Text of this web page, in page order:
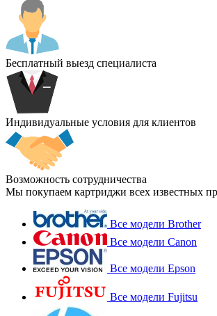
Бесплатный выезд специалиста
Индивидуальные условия для клиентов
Возможность сотрудничества
Мы покупаем картриджи всех известных
Все модели Brother
Все модели Canon
Все модели Epson
Все модели Fujitsu